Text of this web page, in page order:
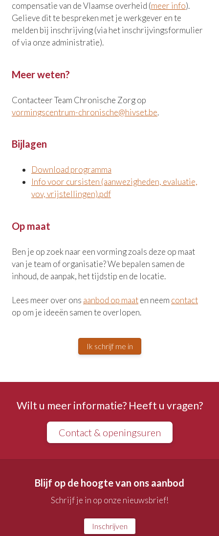
compensatie van de Vlaamse overheid (meer info).
Gelieve dit te bespreken met je werkgever en te
melden bij inschrijving (via het inschrijvingsformulier
of via onze administratie).
Meer weten?
Contacteer Team Chronische Zorg op
vormingscentrum-chronische@hivset.be.
Bijlagen
Download programma
Info voor cursisten (aanwezigheden, evaluatie,
vov, vrijstellingen).pdf
Op maat
Ben je op zoek naar een vorming zoals deze op maat
van je team of organisatie? We bepalen samen de
inhoud, de aanpak, het tijdstip en de locatie.
Lees meer over ons aanbod op maaten neem contact
op om je ideeën samen te overlopen.
Ik schrijf me in
Wilt u meer informatie? Heeft u vragen?
Contact & openingsuren
Blijf op de hoogte van ons aanbod
Schrijf je in op onze nieuwsbrief!
Inschrijven